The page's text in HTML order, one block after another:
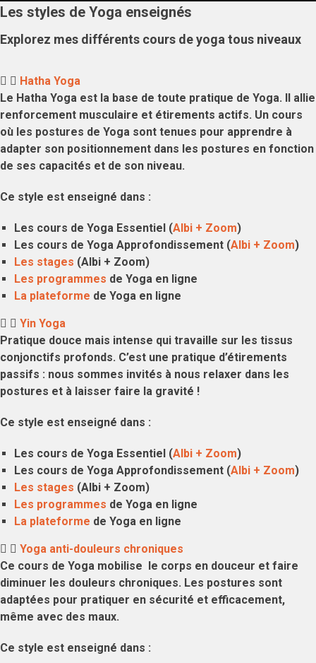
Les styles de Yoga enseignés
Explorez mes différents cours de yoga tous niveaux
Hatha Yoga
Le Hatha Yoga est la base de toute pratique de Yoga. Il allie
renforcement musculaire et étirements actifs. Un cours
où les postures de Yoga sont tenues pour apprendre à
adapter son positionnement dans les postures en fonction
de ses capacités et de son niveau.
Ce style est enseigné dans :
Les cours de Yoga Essentiel (Albi + Zoom)
Les cours de Yoga Approfondissement (Albi + Zoom)
Les stages (Albi + Zoom)
Les programmes de Yoga en ligne
La plateforme de Yoga en ligne
Yin Yoga
Pratique douce mais intense qui travaille sur les tissus
conjonctifs profonds. C’est une pratique d’étirements
passifs : nous sommes invités à nous relaxer dans les
postures et à laisser faire la gravité !
Ce style est enseigné dans :
Les cours de Yoga Essentiel (Albi + Zoom)
Les cours de Yoga Approfondissement (Albi + Zoom)
Les stages (Albi + Zoom)
Les programmes de Yoga en ligne
La plateforme de Yoga en ligne
Yoga anti-douleurs chroniques
Ce cours de Yoga mobilise le corps en douceur et faire
diminuer les douleurs chroniques. Les postures sont
adaptées pour pratiquer en sécurité et efficacement,
même avec des maux.
Ce style est enseigné dans :